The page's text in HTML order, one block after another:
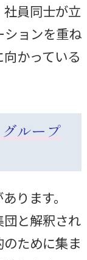
員同士が立
ョンを重ね
かっている
ループ
ります。
と解釈され
ために集ま